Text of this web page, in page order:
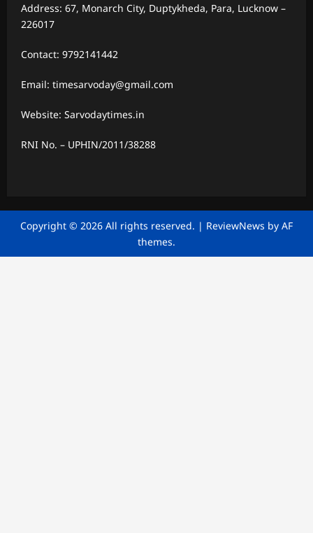
Address: 67, Monarch City, Duptykheda, Para, Lucknow –
226017
Contact: 9792141442
Email: timesarvoday@gmail.com
Website: Sarvodaytimes.in
RNI No. – UPHIN/2011/38288
Copyright © 2026 All rights reserved. | ReviewNews by AF
themes.